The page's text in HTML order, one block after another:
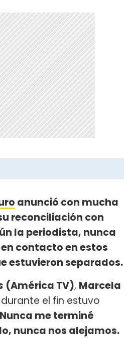
anunció con mucha
reconciliación con
la periodista, nunca
contacto en estos
estuvieron separados.
(América TV), Marcela
el fin estuvo
Nunca me terminé
nunca nos alejamos.